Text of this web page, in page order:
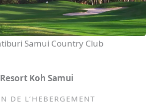
Samui Country Club
Koh Samui
DE L’HEBERGEMENT